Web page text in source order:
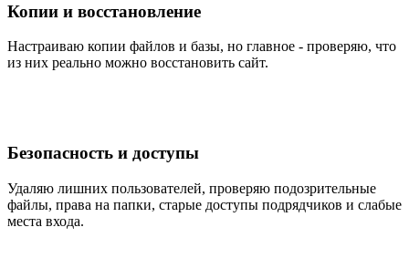
Копии и восстановление
Настраиваю копии файлов и базы, но главное - проверяю, что
из них реально можно восстановить сайт.
Безопасность и доступы
Удаляю лишних пользователей, проверяю подозрительные
файлы, права на папки, старые доступы подрядчиков и слабые
места входа.